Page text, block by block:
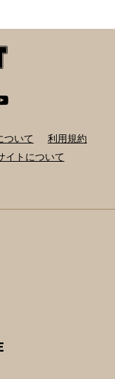
ついて
利用規約
イトについて